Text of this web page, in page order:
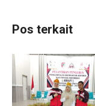
Pos terkait